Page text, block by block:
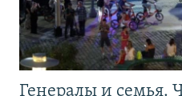
Генералы и семья.